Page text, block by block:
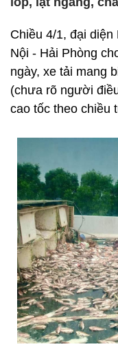
Chiều 4/1, đại
Nội - Hải Phòng
ngày, xe tải mang
(chưa rõ người
cao tốc theo chiều